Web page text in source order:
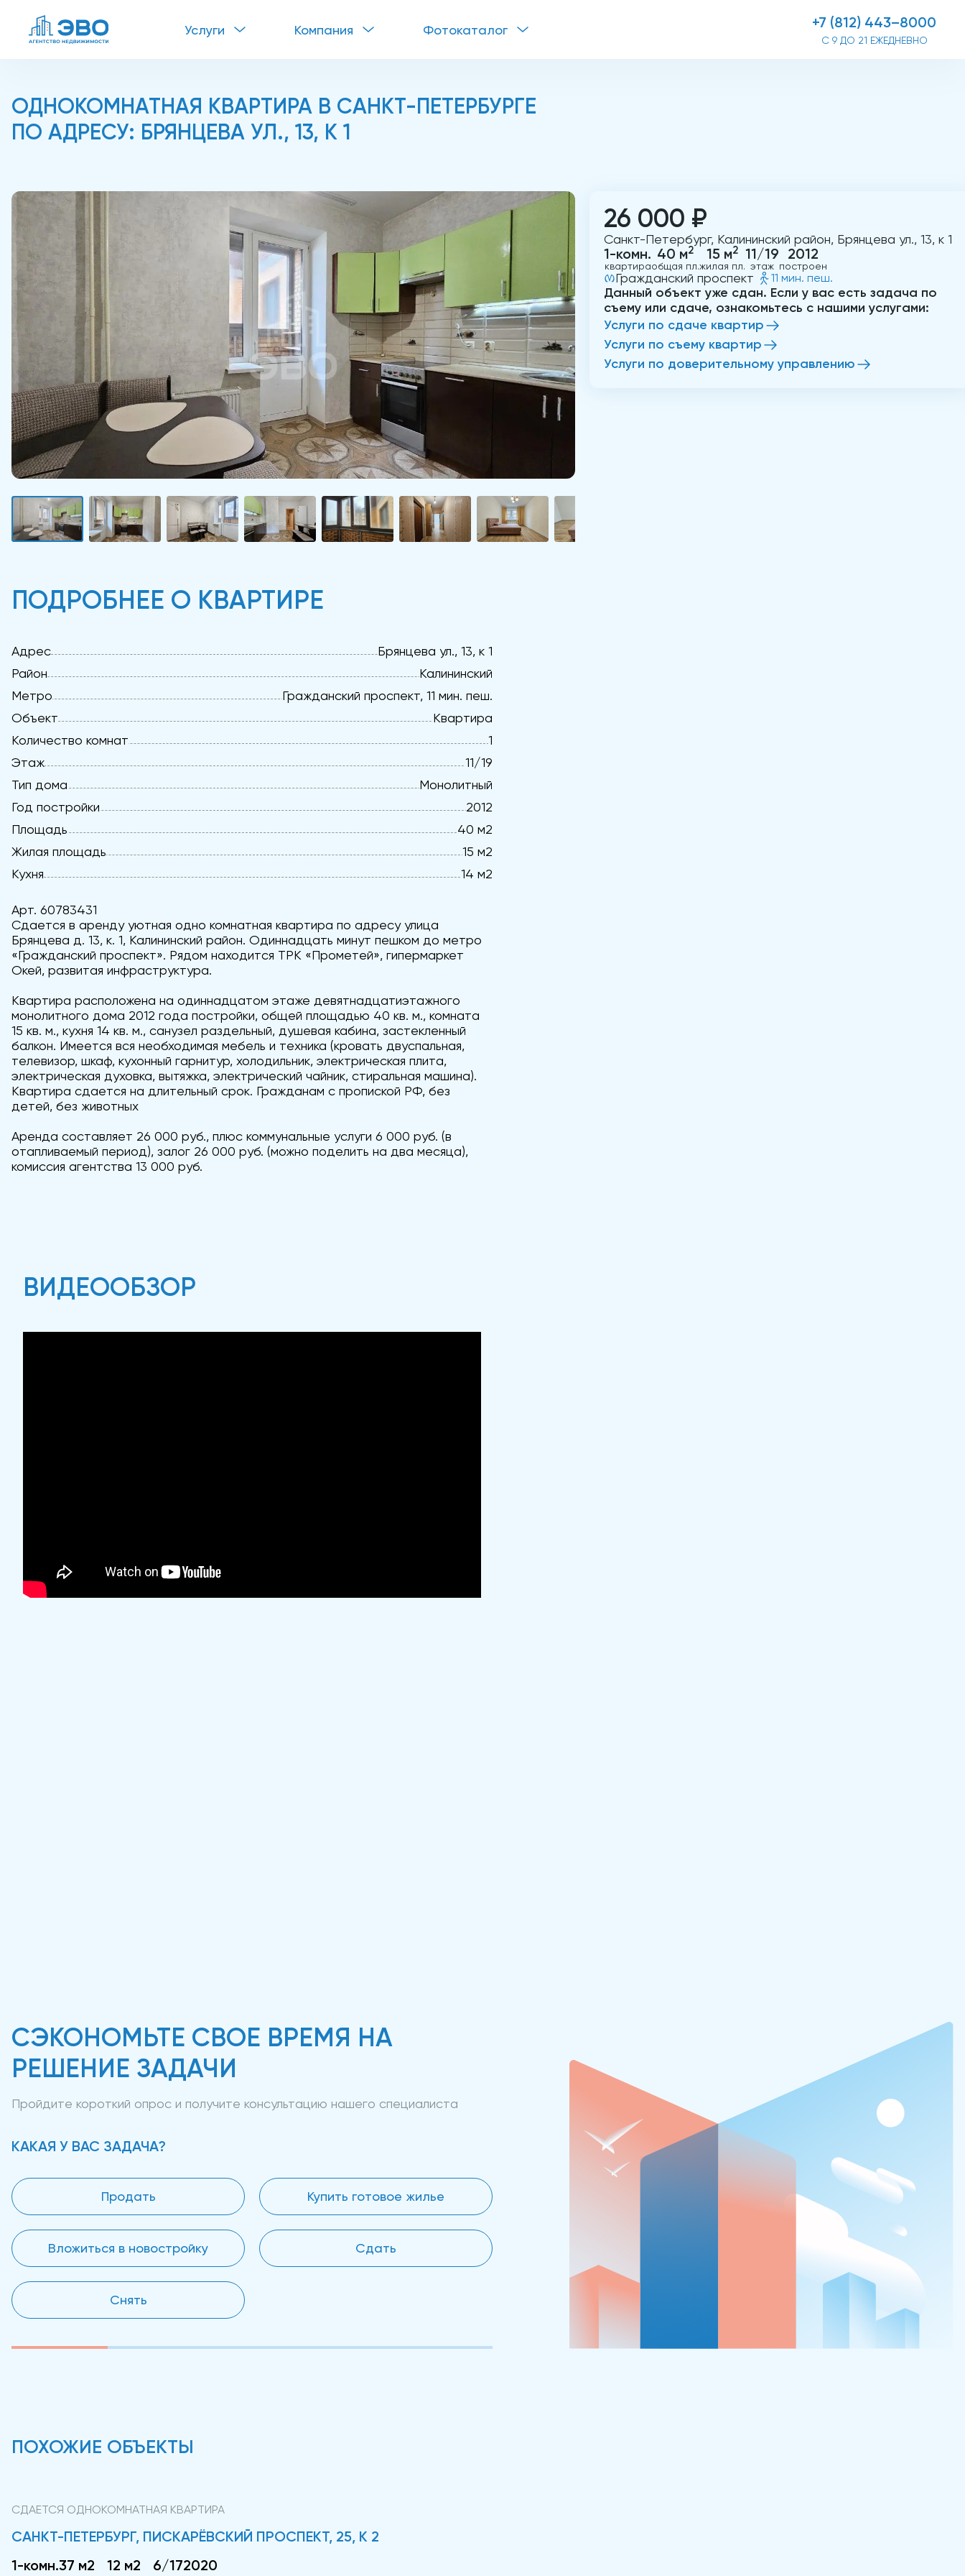
Услуги Компания Фотокаталог +7 (812) 443–8000
С 9 ДО 21 ЕЖЕДНЕВНО
ОДНОКОМНАТНАЯ КВАРТИРА В САНКТ-ПЕТЕРБУРГЕ
ПО АДРЕСУ: БРЯНЦЕВА УЛ., 13, К 1
ПОДРОБНЕЕ О КВАРТИРЕ
Адрес
Брянцева ул., 13, к 1
Район
Калининский
Метро
Гражданский проспект, 11 мин. пеш.
Объект
Квартира
Количество комнат
1
Этаж
11/19
Тип дома
Монолитный
Год постройки
2012
Площадь
40 м2
Жилая площадь
15 м2
Кухня
14 м2
Арт. 60783431
Сдается в аренду уютная одно комнатная квартира по адресу улица
Брянцева д. 13, к. 1, Калининский район. Одиннадцать минут пешком до метро
«Гражданский проспект». Рядом находится ТРК «Прометей», гипермаркет
Окей, развитая инфраструктура.
Квартира расположена на одиннадцатом этаже девятнадцатиэтажного
монолитного дома 2012 года постройки, общей площадью 40 кв. м., комната
15 кв. м., кухня 14 кв. м., санузел раздельный, душевая кабина, застекленный
балкон. Имеется вся необходимая мебель и техника (кровать двуспальная,
телевизор, шкаф, кухонный гарнитур, холодильник, электрическая плита,
электрическая духовка, вытяжка, электрический чайник, стиральная машина).
Квартира сдается на длительный срок. Гражданам с пропиской РФ, без
детей, без животных
Аренда составляет 26 000 руб., плюс коммунальные услуги 6 000 руб. (в
отапливаемый период), залог 26 000 руб. (можно поделить на два месяца),
комиссия агентства 13 000 руб.
26 000 ₽
Санкт-Петербург, Калининский район, Брянцева ул., 13, к 1
1-комн.
квартира
40 м2
общая пл.
15 м2
жилая пл.
11/19
этаж
2012
построен
Гражданский проспект 11 мин. пеш.
Данный объект уже сдан. Если у вас есть задача по
съему или сдаче, ознакомьтесь с нашими услугами:
Услуги по сдаче квартир
Услуги по съему квартир
Услуги по доверительному управлению
ВИДЕООБЗОР
СЭКОНОМЬТЕ СВОЕ ВРЕМЯ НА
РЕШЕНИЕ ЗАДАЧИ
Пройдите короткий опрос и получите консультацию нашего специалиста
КАКАЯ У ВАС ЗАДАЧА?
Продать Купить готовое жилье
Вложиться в новостройку Сдать
Снять
ПОХОЖИЕ ОБЪЕКТЫ
СДАЕТСЯ ОДНОКОМНАТНАЯ КВАРТИРА
САНКТ-ПЕТЕРБУРГ, ПИСКАРЁВСКИЙ ПРОСПЕКТ, 25, К 2
1-комн.37 м2 12 м2 6/172020